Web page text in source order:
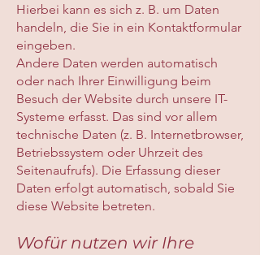
Hierbei kann es sich z. B. um Daten
handeln, die Sie in ein Kontaktformular
eingeben.
Andere Daten werden automatisch
oder nach Ihrer Einwilligung beim
Besuch der Website durch unsere IT-
Systeme erfasst. Das sind vor allem
technische Daten (z. B. Internetbrowser,
Betriebssystem oder Uhrzeit des
Seitenaufrufs). Die Erfassung dieser
Daten erfolgt automatisch, sobald Sie
diese Website betreten.
Wofür nutzen wir Ihre